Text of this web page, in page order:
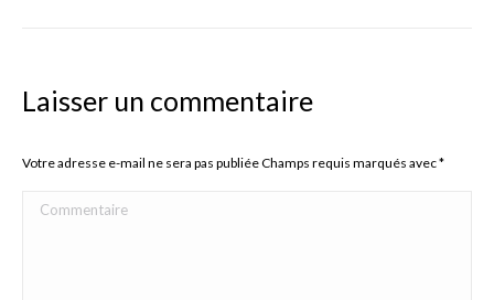
Laisser un commentaire
Votre adresse e-mail ne sera pas publiée Champs requis marqués avec*
Commentaire